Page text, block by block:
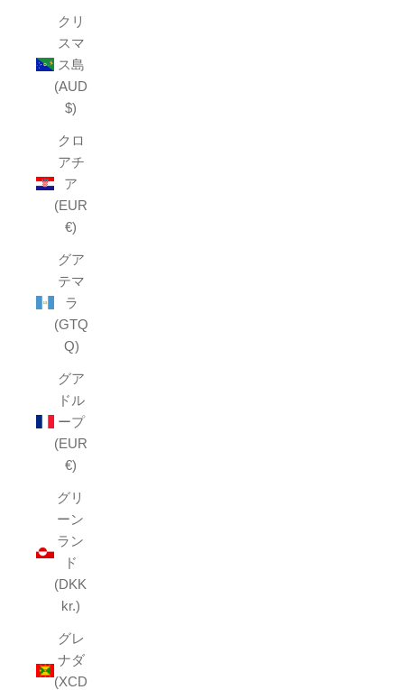
クリ
スマ
ス島
(AUD
$)
クロ
アチ
ア
(EUR
€)
グア
テマ
ラ
(GTQ
Q)
グア
ドル
ープ
(EUR
€)
グリ
ーン
ラン
ド
(DKK
kr.)
グレ
ナダ
(XCD